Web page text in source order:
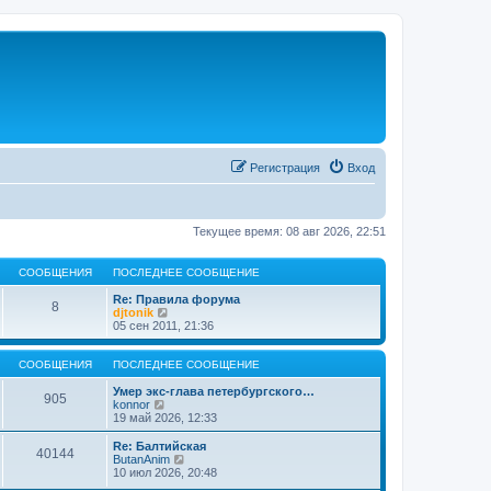
Вход
Регистрация
Текущее время: 08 авг 2026, 22:51
СООБЩЕНИЯ ПОСЛЕДНЕЕ СООБЩЕНИЕ
8
Re: Правила форума
djtonik
е
р
е
й
т
и
п
о
с
л
е
05 сен 2011, 21:36
СООБЩЕНИЯ ПОСЛЕДНЕЕ СООБЩЕНИЕ
905
Умер экс-глава петербургского…
konnor
е
р
е
й
т
19 май 2026, 12:33
40144
Re: Балтийская
ButanAnim
е
10 июл 2026, 20:48